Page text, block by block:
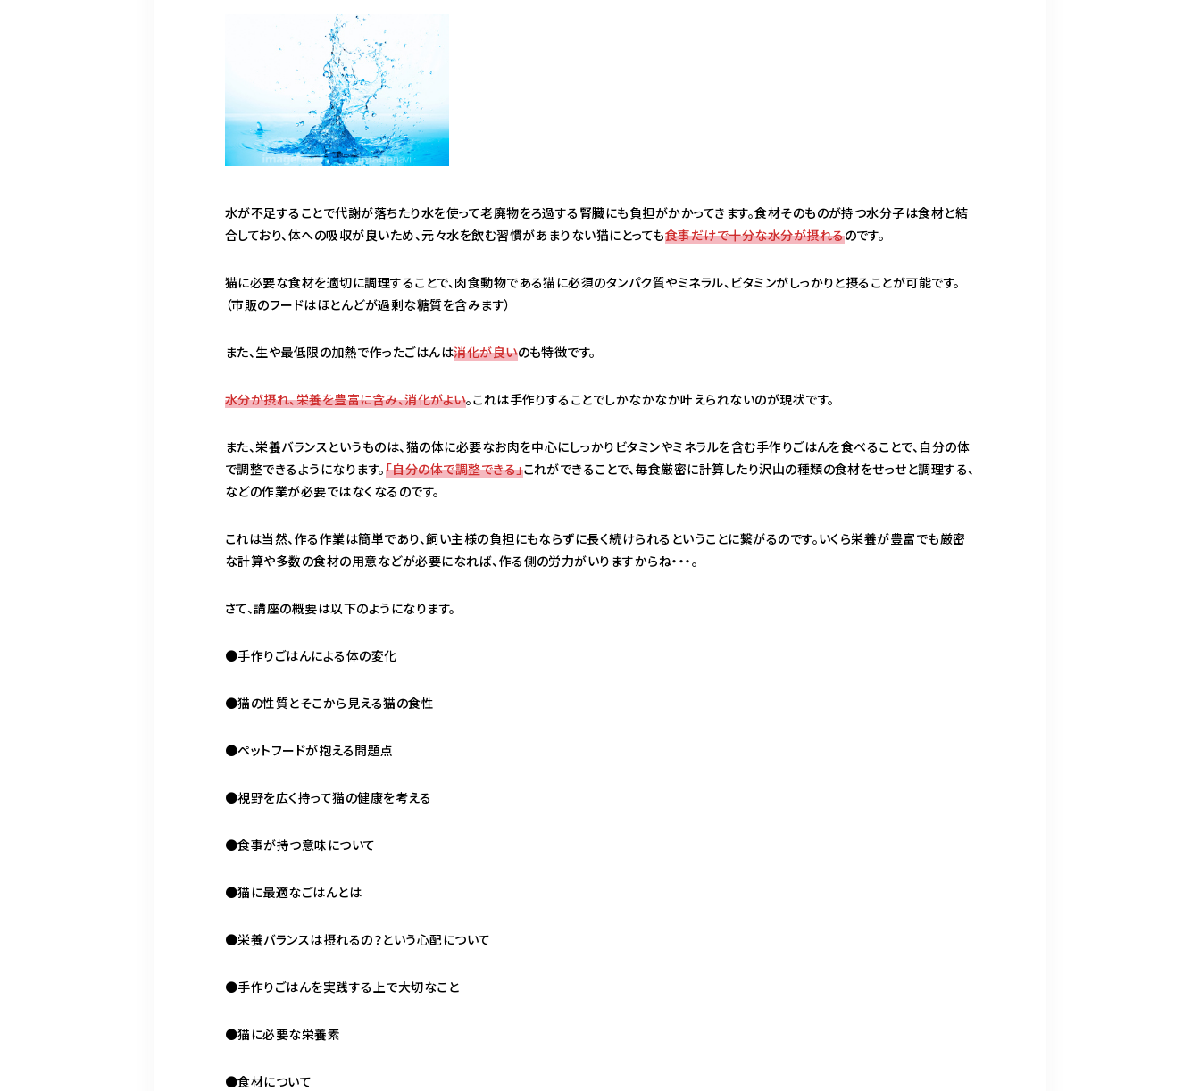
水が不足することで代謝が落ちたり水を使って老廃物をろ過する腎臓にも負担がかかってきます。食材そのものが持つ水分子は食材と結
合しており、体への吸収が良いため、元々水を飲む習慣があまりない猫にとっても食事だけで十分な水分が摂れるのです。
猫に必要な食材を適切に調理することで、肉食動物である猫に必須のタンパク質やミネラル、ビタミンがしっかりと摂ることが可能です。
（市販のフードはほとんどが過剰な糖質を含みます）
また、生や最低限の加熱で作ったごはんは消化が良いのも特徴です。
水分が摂れ、栄養を豊富に含み、消化がよい。これは手作りすることでしかなかなか叶えられないのが現状です。
また、栄養バランスというものは、猫の体に必要なお肉を中心にしっかりビタミンやミネラルを含む手作りごはんを食べることで、自分の体
で調整できるようになります。「自分の体で調整できる」これができることで、毎食厳密に計算したり沢山の種類の食材をせっせと調理する、
などの作業が必要ではなくなるのです。
これは当然、作る作業は簡単であり、飼い主様の負担にもならずに長く続けられるということに繋がるのです。いくら栄養が豊富でも厳密
な計算や多数の食材の用意などが必要になれば、作る側の労力がいりますからね・・・。
さて、講座の概要は以下のようになります。
●手作りごはんによる体の変化
●猫の性質とそこから見える猫の食性
●ペットフードが抱える問題点
●視野を広く持って猫の健康を考える
●食事が持つ意味について
●猫に最適なごはんとは
●栄養バランスは摂れるの？という心配について
●手作りごはんを実践する上で大切なこと
●猫に必要な栄養素
●食材について